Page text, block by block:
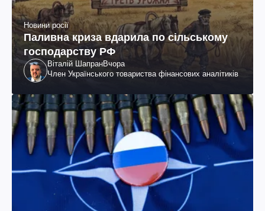
Новини росії
Паливна криза вдарила по сільському
господарству РФ
Віталій ШапранВчора
Член Українського товариства фінансових аналітиків